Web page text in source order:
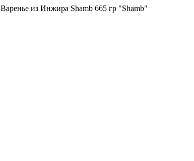
Варенье из Инжира Shamb 665 гр "Shamb"